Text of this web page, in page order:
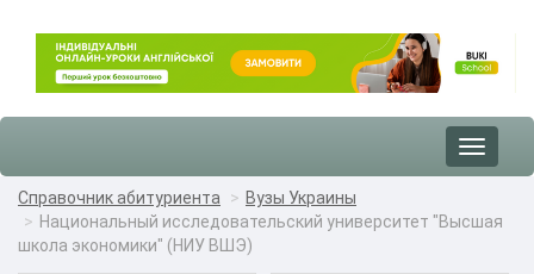
Toggle
Справочник абитуриента
Вузы Украины
Национальный исследовательский университет "Высшая
школа экономики" (НИУ ВШЭ)